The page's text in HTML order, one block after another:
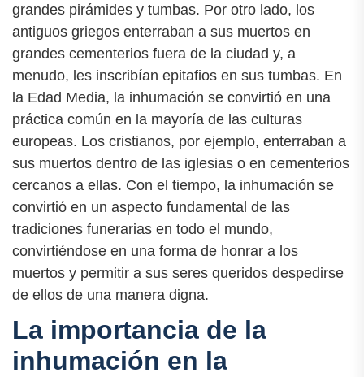
grandes pirámides y tumbas. Por otro lado, los
antiguos griegos enterraban a sus muertos en
grandes cementerios fuera de la ciudad y, a
menudo, les inscribían epitafios en sus tumbas. En
la Edad Media, la inhumación se convirtió en una
práctica común en la mayoría de las culturas
europeas. Los cristianos, por ejemplo, enterraban a
sus muertos dentro de las iglesias o en cementerios
cercanos a ellas. Con el tiempo, la inhumación se
convirtió en un aspecto fundamental de las
tradiciones funerarias en todo el mundo,
convirtiéndose en una forma de honrar a los
muertos y permitir a sus seres queridos despedirse
de ellos de una manera digna.
La importancia de la
inhumación en la